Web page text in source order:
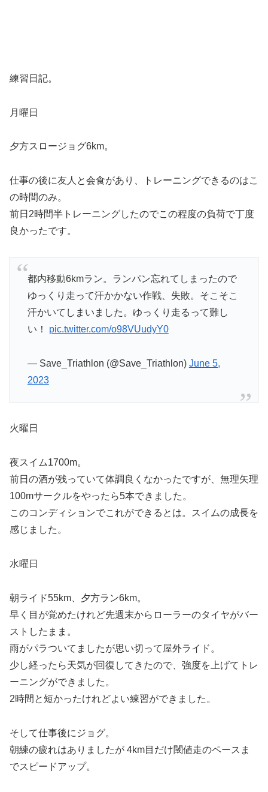
練習日記。
月曜日
夕方スロージョグ6km。
仕事の後に友人と会食があり、トレーニングできるのはこ
の時間のみ。
前日2時間半トレーニングしたのでこの程度の負荷で丁度
良かったです。
都内移動6kmラン。ランパン忘れてしまったので
ゆっくり走って汗かかない作戦、失敗。そこそこ
汗かいてしまいました。ゆっくり走るって難し
い！ pic.twitter.com/o98VUudyY0
— Save_Triathlon (@Save_Triathlon) June 5,
2023
火曜日
夜スイム1700m。
前日の酒が残っていて体調良くなかったですが、無理矢理
100mサークルをやったら5本できました。
このコンディションでこれができるとは。スイムの成長を
感じました。
水曜日
朝ライド55km、夕方ラン6km。
早く目が覚めたけれど先週末からローラーのタイヤがバー
ストしたまま。
雨がパラついてましたが思い切って屋外ライド。
少し経ったら天気が回復してきたので、強度を上げてトレ
ーニングができました。
2時間と短かったけれどよい練習ができました。
そして仕事後にジョグ。
朝練の疲れはありましたが 4km目だけ閾値走のペースま
でスピードアップ。